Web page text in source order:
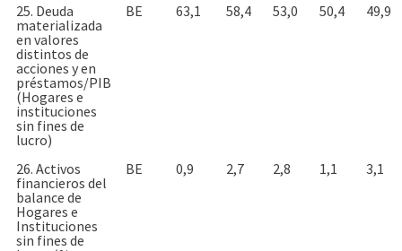
25. Deuda
materializada
en valores
distintos de
acciones y en
préstamos/PIB
(Hogares e
instituciones
sin fines de
lucro)
BE 63,1 58,4 53,0 50,4 49,9
26. Activos
financieros del
balance de
Hogares e
Instituciones
sin fines de
BE 0,9 2,7 2,8 1,1 3,1